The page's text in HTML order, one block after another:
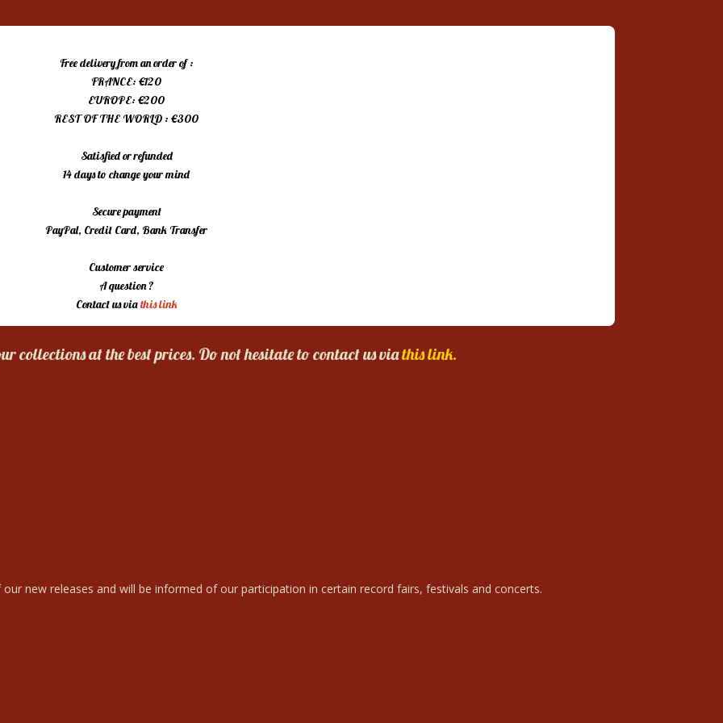
Free delivery from an order of :
FRANCE: €120
EUROPE: €200
REST OF THE WORLD : €300
Satisfied or refunded
14 days to change your mind
Secure payment
PayPal, Credit Card, Bank Transfer
Customer service
A question ?
Contact us viathis link
collections at the best prices. Do not hesitate to contact us viathis link.
new releases and will be informed of our participation in certain record fairs, festivals and concerts.